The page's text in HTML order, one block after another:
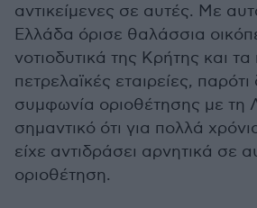
αντικείμενες σε αυτές. Με
Ελλάδα όρισε θαλάσσια
νοτιοδυτικά της Κρήτης και
πετρελαϊκές εταιρείες, παρότι
συμφωνία οριοθέτησης με τη
σημαντικό ότι για πολλά
είχε αντιδράσει αρνητικά σε
οριοθέτηση.